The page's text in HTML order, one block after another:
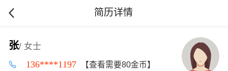
简历详情
张/ 女士
136****1197 【查看需要80金币】